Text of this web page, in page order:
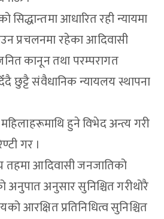
सिद्धान्तमा आधारित रही न्यायमा
प्रचलनमा रहेका आदिवासी
कानून तथा परम्परागत
छुट्टै संवैधानिक न्यायलय स्थापना
हुने विभेद अन्त्य गरी
गर ।
तहमा आदिवासी जनजातिको
अनुपात अनुसार सुनिश्चित गरीथोरै
आरक्षित प्रतिनिधित्व सुनिश्चित